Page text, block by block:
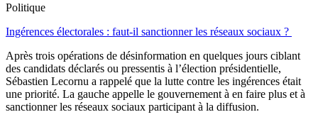
Politique
Ingérences électorales : faut-il sanctionner les réseaux sociaux ?
Après trois opérations de désinformation en quelques jours ciblant
des candidats déclarés ou pressentis à l’élection présidentielle,
Sébastien Lecornu a rappelé que la lutte contre les ingérences était
une priorité. La gauche appelle le gouvernement à en faire plus et à
sanctionner les réseaux sociaux participant à la diffusion.